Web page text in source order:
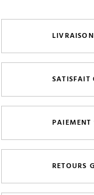
SATISFAIT
PAIEMENT
RETOURS